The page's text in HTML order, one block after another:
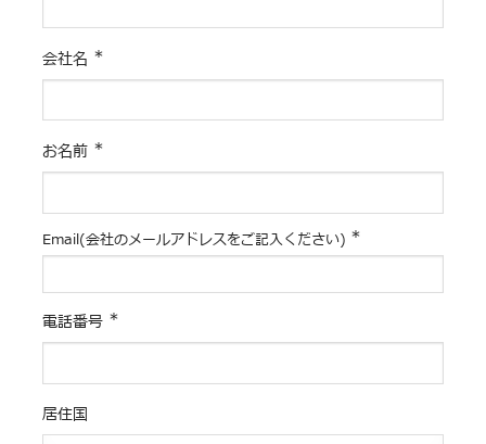
会社名 *
お名前 *
Email(会社のメールアドレスをご記入ください) *
電話番号 *
居住国